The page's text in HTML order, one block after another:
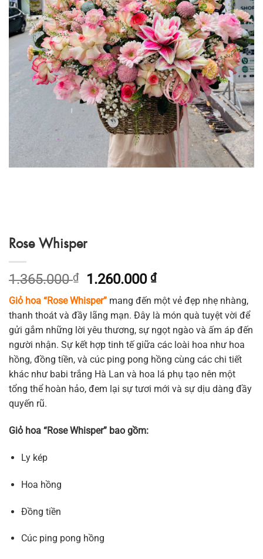
Rose Whisper
1.365.000₫
Giá
gốc
là:
1.365.000 ₫.
1.260.000₫Giá
hiện
tại
là:
1.260.000 ₫.
Giỏ hoa “Rose Whisper” mang đến một vẻ đẹp nhẹ nhàng,
thanh thoát và đầy lãng mạn. Đây là món quà tuyệt vời để
gửi gắm những lời yêu thương, sự ngọt ngào và ấm áp đến
người nhận. Sự kết hợp tinh tế giữa các loài hoa như hoa
hồng, đồng tiền, và cúc ping pong hồng cùng các chi tiết
khác như babi trắng Hà Lan và hoa lá phụ tạo nên một
tổng thể hoàn hảo, đem lại sự tươi mới và sự dịu dàng đầy
quyến rũ.
Giỏ hoa “Rose Whisper” bao gồm:
Ly kép
Hoa hồng
Đồng tiền
Cúc ping pong hồng